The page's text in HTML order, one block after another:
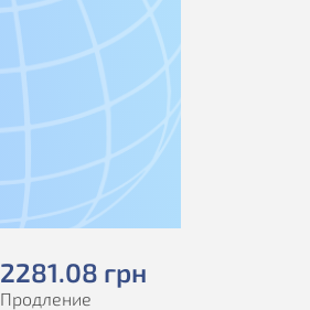
2281.08 грн
Продление